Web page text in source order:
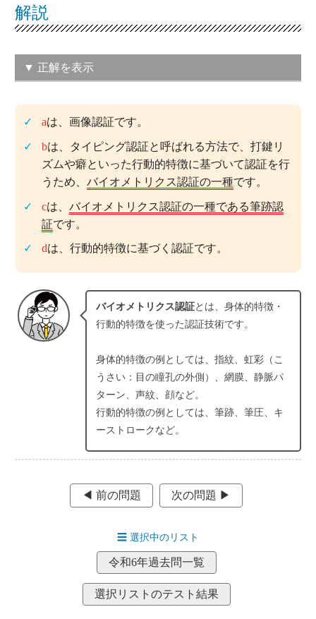
解説
▼ 正解を表示
この問題の正解率：52.1％（やや高い）
aは、画像認証です。
bは、タイピング認証と呼ばれる方法で、打鍵リ
ズムや癖といった行動的特徴に基づいて認証を行
うため、バイオメトリクス認証の一種です。
cは、バイオメトリクス認証の一種である筆跡認
証です。
dは、行動的特徴に基づく認証です。
バイオメトリクス認証とは、身体的特徴・
行動的特徴を使った認証技術です。
身体的特徴の例としては、指紋、虹彩（こ
うさい：目の瞳孔の外側）、網膜、静脈パ
ターン、声紋、顔など。
行動的特徴の例としては、筆跡、筆圧、キ
ーストロークなど。
◀︎ 前の問題 次の問題 ▶︎
☰選択中のリスト
令和6年過去問一覧
選択リストのテスト結果